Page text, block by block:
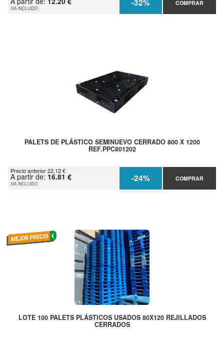
IVA INCLUIDO -32% COMPRAR
PALETS DE PLÁSTICO SEMINUEVO CERRADO 800 X 1200
REF.PPC801202
Precio anterior 22.12 €
A partir de: 16.81 €
IVA INCLUIDO -24% COMPRAR
LOTE 100 PALETS PLÁSTICOS USADOS 80X120 REJILLADOS
CERRADOS